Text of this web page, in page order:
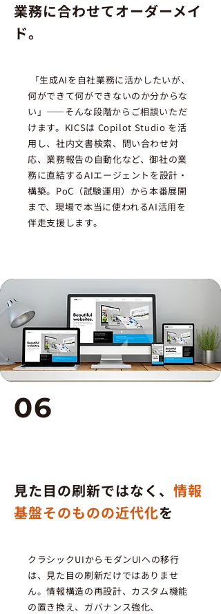
業務に合わせてオーダーメイ
ド。
「生成AIを自社業務に活かしたいが、
何ができて何ができないのか分からな
い」——そんな段階からご相談いただ
けます。KICSは Copilot Studio を活
用し、社内文書検索、問い合わせ対
応、業務報告の自動化など、御社の業
務に直結するAIエージェントを設計・
構築。PoC（試験運用）から本番展開
まで、現場で本当に使われるAI活用を
伴走支援します。
06
見た目の刷新ではなく、 情報
基盤そのものの近代化を
クラシックUIからモダンUIへの移行
は、見た目の刷新だけではありませ
ん。情報構造の再設計、カスタム機能
の置き換え、ガバナンス強化、